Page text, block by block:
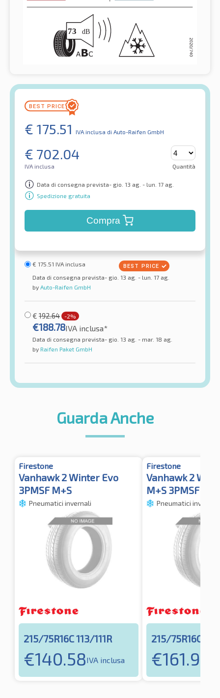
€ 175.51 IVA inclusa di Auto-Raifen GmbH
€ 702.04
IVA inclusa Quantità
Data di consegna prevista- gio. 13 ag. - lun. 17 ag.
Spedizione gratuita
Compra
€ 175.51 IVA inclusa
Data di consegna prevista- gio. 13 ag. - lun. 17 ag.
by Auto-Raifen GmbH
€ 192.64 -2%
€188.78IVA inclusa*
Data di consegna prevista- gio. 13 ag. - mar. 18 ag.
by Raifen Paket GmbH
Guarda Anche
Firestone
Vanhawk 2 Winter Evo
3PMSF M+S
Pneumatici invernali
215/75R16C 113/111R
€140.58IVA inclusa
Firestone
Vanhawk 2
M+S 3PMSF TL
Pneumatici invernali
215/75R16C
€161.98